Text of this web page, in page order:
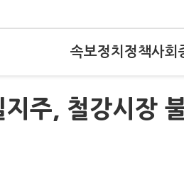
속보정치 정책사회
지주, 철강시장